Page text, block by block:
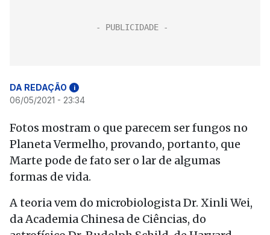
DA REDAÇÃO i
06/05/2021 - 23:34
Fotos mostram o que parecem ser fungos no
Planeta Vermelho, provando, portanto, que
Marte pode de fato ser o lar de algumas
formas de vida.
A teoria vem do microbiologista Dr. Xinli Wei,
da Academia Chinesa de Ciências, do